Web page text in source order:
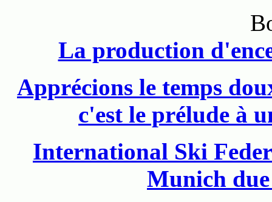
La production
Apprécions le temps
c'est le prélude à
International Ski
Munich